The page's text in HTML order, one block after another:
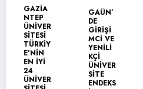
MANŞET
GAZİA
NTEP
ÜNİVER
SİTESİ
TÜRKİY
E’NİN
EN İYİ
24
ÜNİVER
GAÜN’
DE
GİRİŞİ
MCİ VE
YENİLİ
KÇİ
ÜNİVER
SİTE
ENDEKS